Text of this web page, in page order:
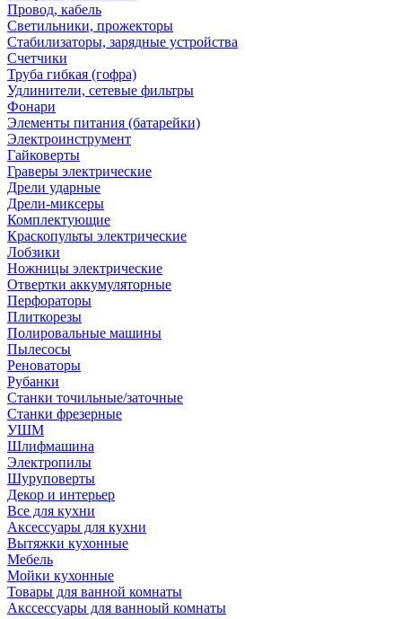
Провод, кабель
Светильники, прожекторы
Стабилизаторы, зарядные устройства
Счетчики
Труба гибкая (гофра)
Удлинители, сетевые фильтры
Фонари
Элементы питания (батарейки)
Электроинструмент
Гайковерты
Граверы электрические
Дрели ударные
Дрели-миксеры
Комплектующие
Краскопульты электрические
Лобзики
Ножницы электрические
Отвертки аккумуляторные
Перфораторы
Плиткорезы
Полировальные машины
Пылесосы
Реноваторы
Рубанки
Станки точильные/заточные
Станки фрезерные
УШМ
Шлифмашина
Электропилы
Шуруповерты
Декор и интерьер
Все для кухни
Аксессуары для кухни
Вытяжки кухонные
Мебель
Мойки кухонные
Товары для ванной комнаты
Акссессуары для ванноый комнаты